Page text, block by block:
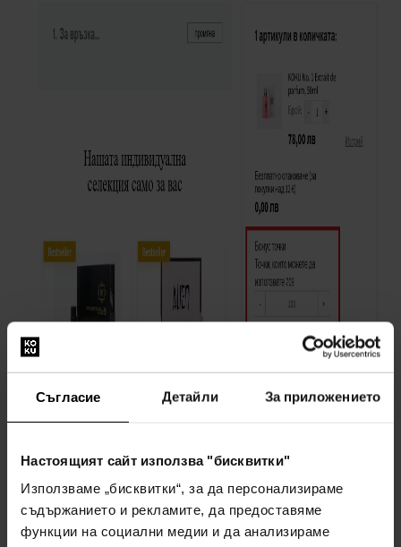
Съгласие Детайли За приложението
Настоящият сайт използва "бисквитки"
Използваме „бисквитки“, за да персонализираме
съдържанието и рекламите, да предоставяме
функции на социални медии и да анализираме
Често задавани въпроси